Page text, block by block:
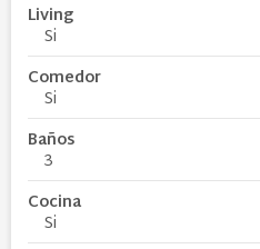
Living
Si
Comedor
Si
Baños
3
Cocina
Si